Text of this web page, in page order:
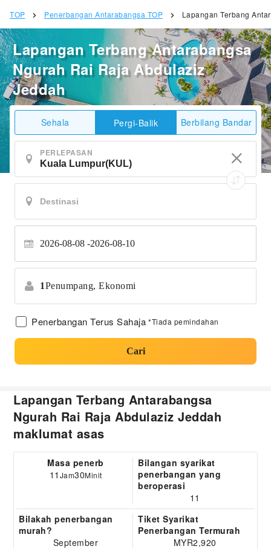
TOP Penerbangan Antarabangsa TOP Lapangan Terbang
Lapangan Terbang Antarabangsa
Ngurah Rai Raja Abdulaziz
Jeddah
Sehala Pergi-Balik Berbilang Bandar
PERLEPASAN
2026-08-08 2026-08-10
1Penumpang, Ekonomi
Penerbangan Terus Sahaja *Tiada pemindahan
Cari
Lapangan Terbang Antarabangsa
Ngurah Rai Raja Abdulaziz Jeddah
maklumat asas
Masa penerb
11 Jam30Minit
Bilangan syarikat
penerbangan yang
beroperasi
11
Bilakah penerbangan
murah?
September
Tiket Syarikat
Penerbangan Termurah
MYR2,920